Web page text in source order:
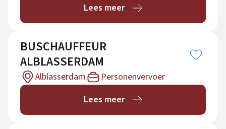
Lees meer
BUSCHAUFFEUR
ALBLASSERDAM
Alblasserdam
Personenvervoer
Lees meer